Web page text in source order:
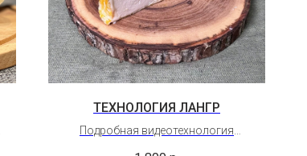
ТЕХНОЛОГИЯ ЛАНГР
Подробная видеотехнология